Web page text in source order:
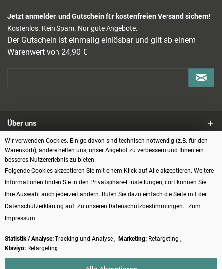
Jetzt anmelden und Gutschein für kostenfreien Versand sichern!
Kostenlos. Kein Spam. Nur gute Angebote.
Der Gutschein ist einmalig einlösbar und gilt ab einem
Warenwert von 24,90 €
Über uns
Service
Informationen
Zahlungsarten
Wir verwenden Cookies. Einige davon sind technisch notwendig (z.B. für den
Warenkorb), andere helfen uns, unser Angebot zu verbessern und Ihnen ein
besseres Nutzererlebnis zu bieten.
Folgende Cookies akzeptieren Sie mit einem Klick auf Alle akzeptieren. Weitere
Informationen finden Sie in den Privatsphäre-Einstellungen, dort können Sie
Ihre Auswahl auch jederzeit ändern. Rufen Sie dazu einfach die Seite mit der
Datenschutzerklärung auf. Zu unseren Datenschutzbestimmungen.
Zum
Impressum
Statistik / Analyse: Tracking und Analyse , Marketing: Retargeting ,
Klaviyo: Retargeting